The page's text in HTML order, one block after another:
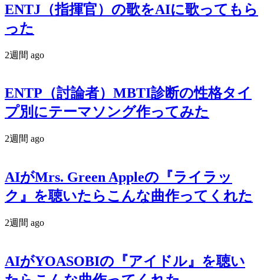
ENTJ（指揮官）の歌をAIに歌ってもら
った
2週間 ago
ENTP（討論者）MBTI診断の性格タイ
プ別にテーマソング作ってみた
2週間 ago
AIがMrs. Green Appleの『ライラッ
ク』を聴いたらこんな曲作ってくれた
2週間 ago
AIがYOASOBIの『アイドル』を聴い